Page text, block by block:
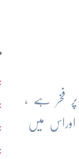
پر فخر ہے ،
اوراس میں